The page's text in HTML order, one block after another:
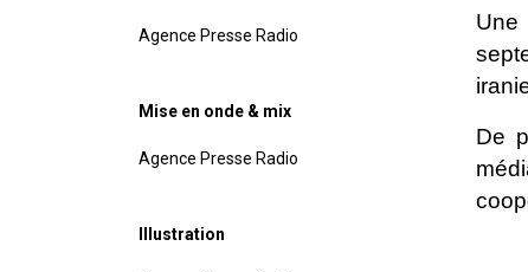
Agence Presse Radio
Mise en onde & mix
Agence Presse Radio
Illustration
Une
De